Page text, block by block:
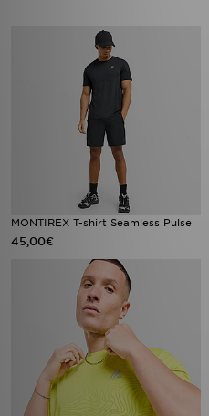
MONTIREX T-shirt Seamless Pulse
45,00€